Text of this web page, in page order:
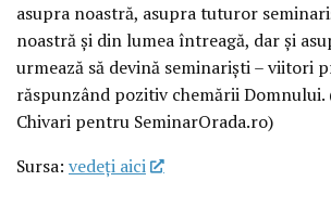
asupra noastră, asupra tuturor
noastră și din lumea întreagă, dar și
urmează să devină seminariști – viitori
răspunzând pozitiv chemării
Chivari pentru SeminarOrada.ro)
Sursa: vedeţi aici